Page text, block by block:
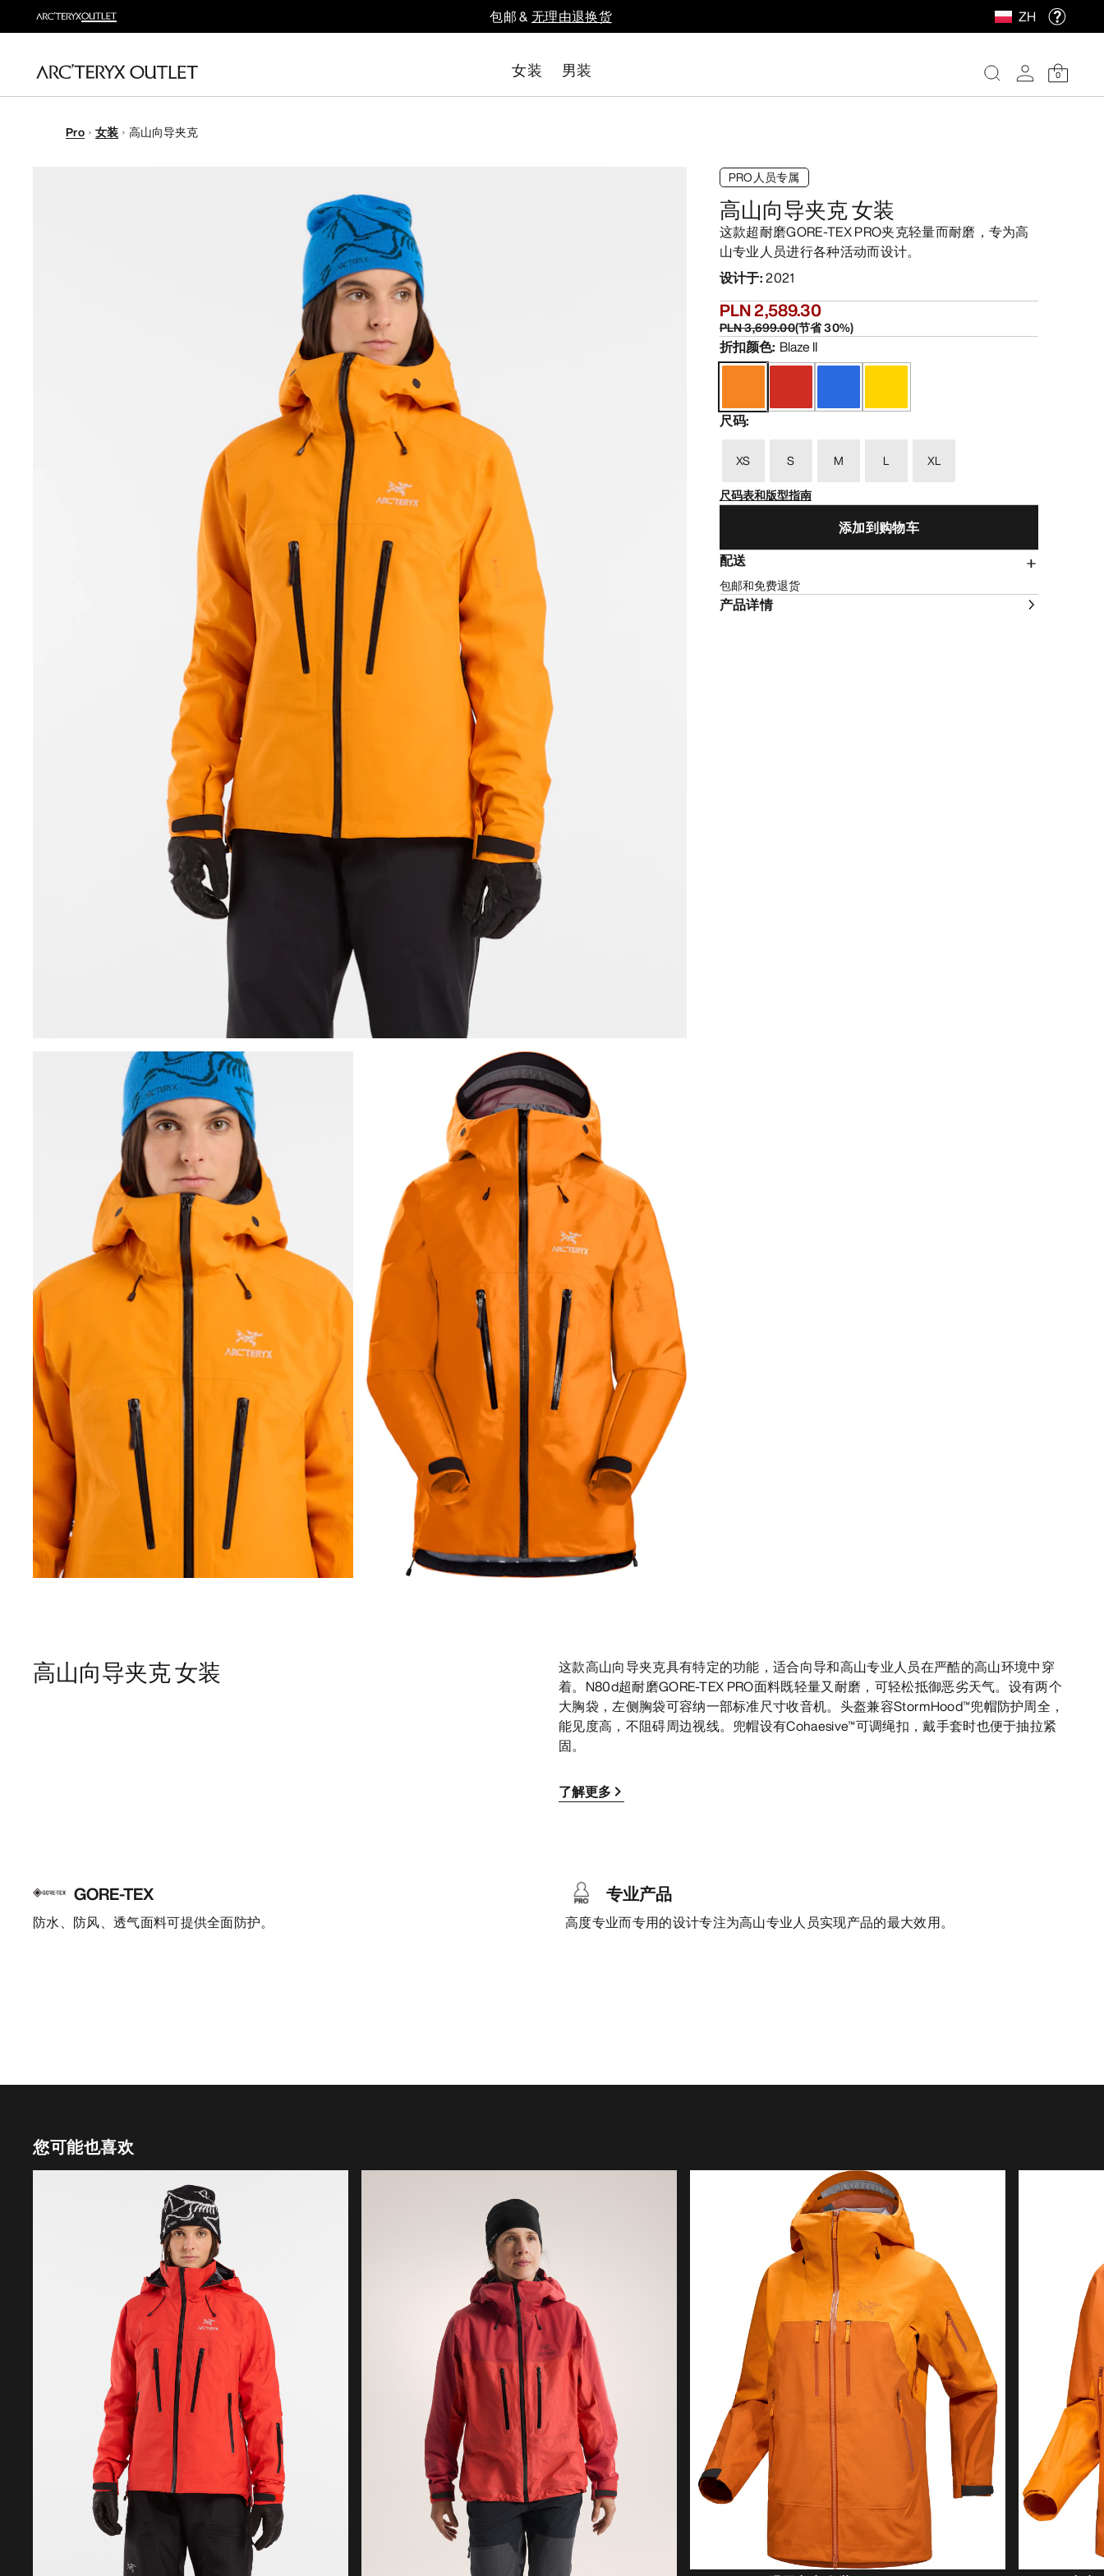
包邮 &无理由退换货 ZH
女装 男装 0
Pro 女装 高山向导夹克
PRO人员专属
高山向导夹克 女装
这款超耐磨GORE-TEX PRO夹克轻量而耐磨，专为高
山专业人员进行各种活动而设计。
设计于:2021
PLN 2,589.30
PLN 3,699.00(节省30%)
折扣颜色: Blaze II
尺码:
XS S M L
XL
尺码表和版型指南
添加到购物车
配送
包邮和免费退货
产品详情
高山向导夹克 女装
这款高山向导夹克具有特定的功能，适合向导和高山专业人员在严酷的高山环境中穿
着。N80d超耐磨GORE-TEX PRO面料既轻量又耐磨，可轻松抵御恶劣天气。设有两个
大胸袋，左侧胸袋可容纳一部标准尺寸收音机。头盔兼容StormHood™兜帽防护周全，
能见度高，不阻碍周边视线。兜帽设有Cohaesive™可调绳扣，戴手套时也便于抽拉紧
固。
了解更多
GORE-TEX
防水、防风、透气面料可提供全面防护。
专业产品
高度专业而专用的设计专注为高山专业人员实现产品的最大效用。
您可能也喜欢